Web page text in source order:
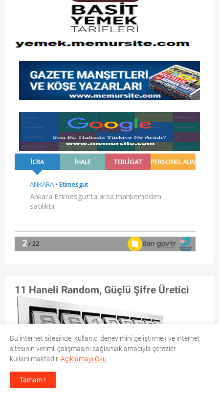
11 Haneli Random, Güçlü Şifre Üretici
Bu internet sitesinde, kullanıcı deneyimini geliştirmek ve internet
sitesinin verimli çalışmasını sağlamak amacıyla çerezler
kullanılmaktadır. Açıklamayı Oku
Tamam !